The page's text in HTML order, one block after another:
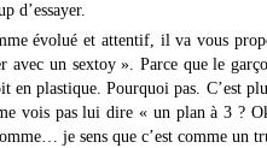
d’essayer.
évolué et attentif, il va vous
avec un sextoy ». Parce que le
en plastique. Pourquoi pas. C’est
vois pas lui dire « un plan à 3 ?
je sens que c’est comme un